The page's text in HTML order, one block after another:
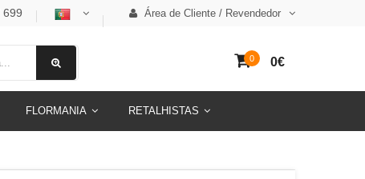
699 Área de Cliente / Revendedor
FLORMANIA RETALHISTAS
0 0€